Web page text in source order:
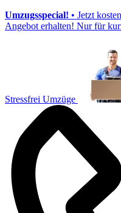
Umzugsspecial! • Jetzt
Angebot erhalten! Nur für
Stressfrei Umzüge